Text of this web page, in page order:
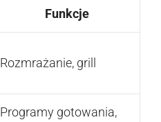
Funkcje
Rozmrażanie, grill
Programy gotowania,